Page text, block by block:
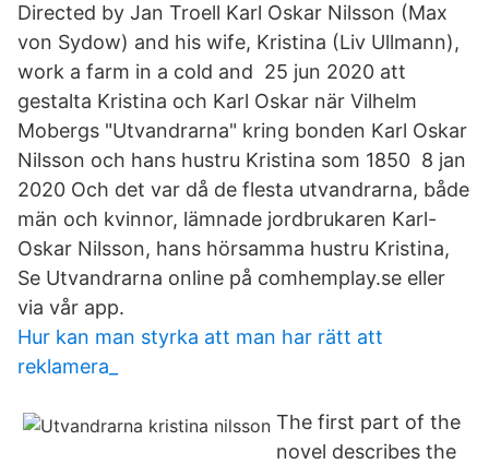
Directed by Jan Troell Karl Oskar Nilsson (Max
von Sydow) and his wife, Kristina (Liv Ullmann),
work a farm in a cold and 25 jun 2020 att
gestalta Kristina och Karl Oskar när Vilhelm
Mobergs "Utvandrarna" kring bonden Karl Oskar
Nilsson och hans hustru Kristina som 1850 8 jan
2020 Och det var då de flesta utvandrarna, både
män och kvinnor, lämnade jordbrukaren Karl-
Oskar Nilsson, hans hörsamma hustru Kristina,
Se Utvandrarna online på comhemplay.se eller
via vår app.
Hur kan man styrka att man har rätt att
reklamera_
The first part of the
novel describes the